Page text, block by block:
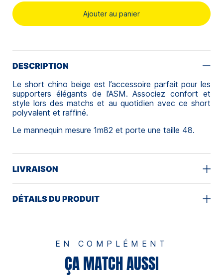
Ajouter au panier
DESCRIPTION
Le short chino beige est l’accessoire parfait pour les
supporters élégants de l’ASM. Associez confort et
style lors des matchs et au quotidien avec ce short
polyvalent et raffiné.
Le mannequin mesure 1m82 et porte une taille 48.
LIVRAISON
DÉTAILS DU PRODUIT
EN COMPLÉMENT
ÇA MATCH AUSSI